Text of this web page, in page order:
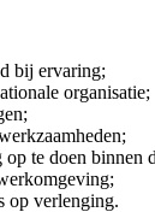
bij ervaring;
organisatie;
te doen binnen
op verlenging.